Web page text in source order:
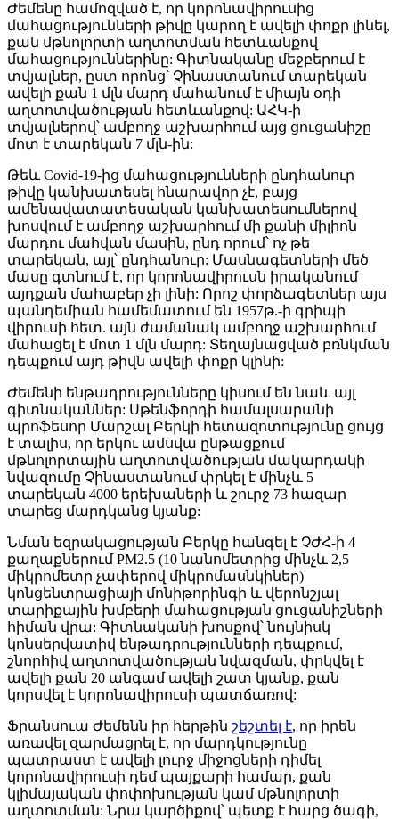
Ժեմենը համոզված է, որ կորոնավիրուսից
մահացությունների թիվը կարող է ավելի փոքր լինել,
քան մթնոլորտի աղտոտման հետևանքով
մահացություններինը: Գիտնականը մեջբերում է
տվյալներ, ըստ որոնց՝ Չինաստանում տարեկան
ավելի քան 1 մլն մարդ մահանում է միայն օդի
աղտոտվածության հետևանքով: ԱՀԿ-ի
տվյալներով՝ ամբողջ աշխարհում այց ցուցանիշը
մոտ է տարեկան 7 մլն-ին:
Թեև Covid-19-ից մահացությունների ընդհանուր
թիվը կանխատեսել հնարավոր չէ, բայց
ամենավատատեսական կանխատեսումներով
խոսվում է ամբողջ աշխարհում մի քանի միլիոն
մարդու մահվան մասին, ընդ որում՝ ոչ թե
տարեկան, այլ՝ ընդհանուր: Մասնագետների մեծ
մասը գտնում է, որ կորոնավիրուսն իրականում
այդքան մահաբեր չի լինի: Որոշ փորձագետներ այս
պանդեմիան համեմատում են 1957թ.-ի գրիպի
վիրուսի հետ. այն ժամանակ ամբողջ աշխարհում
մահացել է մոտ 1 մլն մարդ: Տեղայնացված բռնկման
դեպքում այդ թիվն ավելի փոքր կլինի:
Ժեմենի ենթադրությունները կիսում են նաև այլ
գիտնականներ: Սթենֆորդի համալսարանի
պրոֆեսոր Մարշալ Բերկի հետազոտությունը ցույց
է տալիս, որ երկու ամսվա ընթացքում
մթնոլորտային աղտոտվածության մակարդակի
նվազումը Չինաստանում փրկել է մինչև 5
տարեկան 4000 երեխաների և շուրջ 73 հազար
տարեց մարդկանց կյանք:
Նման եզրակացության Բերկը հանգել է ՉԺՀ-ի 4
քաղաքներում PM2.5 (10 նանոմետրից մինչև 2,5
միկրոմետր չափերով միկրոմասնկիներ)
կոնցենտրացիայի մոնիթորինգի և վերոնշյալ
տարիքային խմբերի մահացության ցուցանիշների
հիման վրա: Գիտնականի խոսքով՝ նույնիսկ
կոնսերվատիվ ենթադրությունների դեպքում,
շնորհիվ աղտոտվածության նվազման, փրկվել է
ավելի քան 20 անգամ ավելի շատ կյանք, քան
կորսվել է կորոնավիրուսի պատճառով:
Ֆրանսուա Ժեմենն իր հերթին շեշտել է, որ իրեն
առավել զարմացրել է, որ մարդկությունը
պատրաստ է ավելի լուրջ միջոցների դիմել
կորոնավիրուսի դեմ պայքարի համար, քան
կլիմայական փոփոխության կամ մթնոլորտի
աղտոտման: Նրա կարծիքով՝ պետք է հարց ծագի,